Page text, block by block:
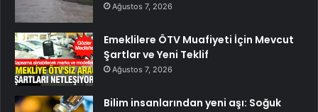
Ağustos 7, 2026
Emeklilere ÖTV Muafiyeti İçin Mevcut
Şartlar ve Yeni Teklif
Ağustos 7, 2026
Bilim insanlarından yeni aşı: Soğuk